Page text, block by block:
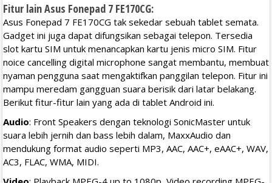
Fitur lain Asus Fonepad 7 FE170CG:
Asus Fonepad 7 FE170CG tak sekedar sebuah tablet semata.
Gadget ini juga dapat difungsikan sebagai telepon. Tersedia
slot kartu SIM untuk menancapkan kartu jenis micro SIM. Fitur
noice cancelling digital microphone sangat membantu, membuat
nyaman pengguna saat mengaktifkan panggilan telepon. Fitur ini
mampu meredam gangguan suara berisik dari latar belakang.
Berikut fitur-fitur lain yang ada di tablet Android ini.
Audio: Front Speakers dengan teknologi SonicMaster untuk
suara lebih jernih dan bass lebih dalam, MaxxAudio dan
mendukung format audio seperti MP3, AAC, AAC+, eAAC+, WAV,
AC3, FLAC, WMA, MIDI.